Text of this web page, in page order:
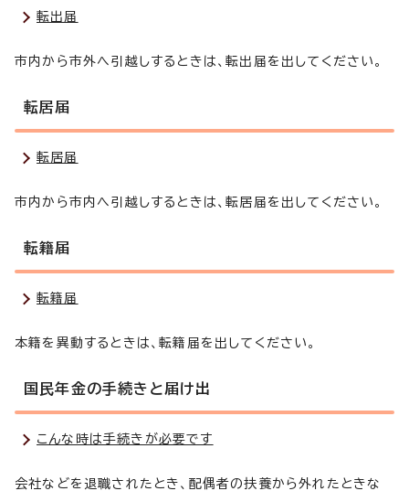
転出届
市内から市外へ引越しするときは、転出届を出してください。
転居届
転居届
市内から市内へ引越しするときは、転居届を出してください。
転籍届
転籍届
本籍を異動するときは、転籍届を出してください。
国民年金の手続きと届け出
こんな時は手続きが必要です
会社などを退職されたとき、配偶者の扶養から外れたときな